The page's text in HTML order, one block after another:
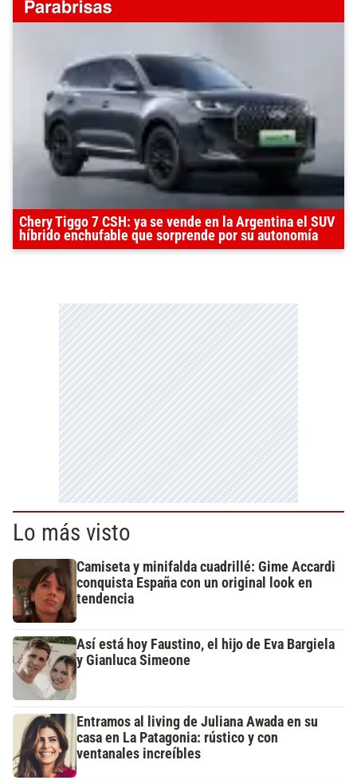
Chery Tiggo 7 CSH: ya se vende en la Argentina el SUV
híbrido enchufable que sorprende por su autonomía
Lo más visto
Camiseta y minifalda cuadrillé: Gime Accardi
conquista España con un original look en
tendencia
Así está hoy Faustino, el hijo de Eva Bargiela
y Gianluca Simeone
Entramos al living de Juliana Awada en su
casa en La Patagonia: rústico y con
ventanales increíbles